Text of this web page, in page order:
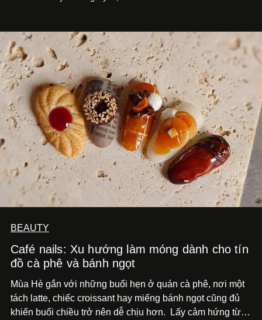
Cà Phê Cà Pháo mang dấu ấn Indochine hoài niệm, thu
BEAUTY
Café nails: Xu hướng làm móng dành cho tín
đồ cà phê và bánh ngọt
Mùa Hè gắn với những buổi hẹn ở quán cà phê, nơi một
tách latte, chiếc croissant hay miếng bánh ngọt cũng đủ
khiến buổi chiều trở nên dễ chịu hơn.
Lấy cảm hứng từ